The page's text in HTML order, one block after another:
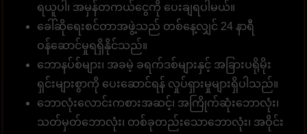
ရယူပါ၊ အမှန်တကယ်ငွေကို ပေးချရပါမယ်။
ခေါ်ဆိုရေးစင်တာအဖွဲ့သည် တစ်နေ့လျှင် 24 နာရီ
ဝန်ဆောင်မှုရရှိနိုင်သည်။
ဘောနပ်စ်များ၊ အခမဲ့ ခရက်ဒစ်များနှင့် အခြားပရိုမိုး
ရှင်းများစွာကို ပေးဆောင်ရန် လှုပ်ရှားမှုများရှိပါသည်။
ဘောလုံးလောင်းကစားအဆင့်၊ အကြိုက်ဆုံးဘောလုံး၊
သတ်မှတ်ဘောလုံး၊ တစ်ခုတည်းသောဘောလုံး၊ အဝိုင်း